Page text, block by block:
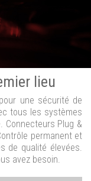
lieu
une sécurité de
tous les systèmes
Connecteurs Plug &
permanent et
de qualité élevées.
avez besoin.